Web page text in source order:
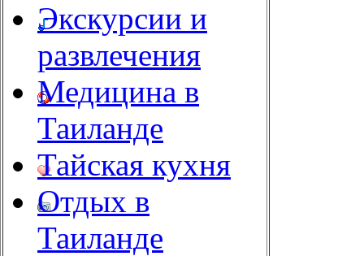
Экскурсии и
развлечения
Медицина в
Таиланде
Тайская кухня
Отдых в
Таиланде